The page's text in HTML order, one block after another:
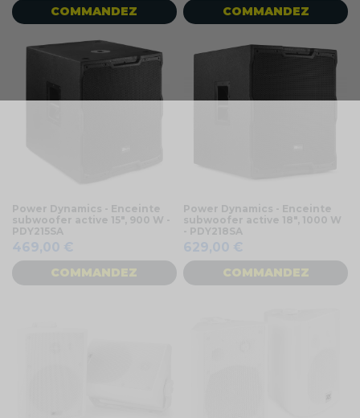
COMMANDEZ COMMANDEZ
Power Dynamics - Enceinte
subwoofer active 15", 900 W -
PDY215SA
469,00 €
COMMANDEZ
Power Dynamics - Enceinte
subwoofer active 18", 1000 W
- PDY218SA
629,00 €
COMMANDEZ